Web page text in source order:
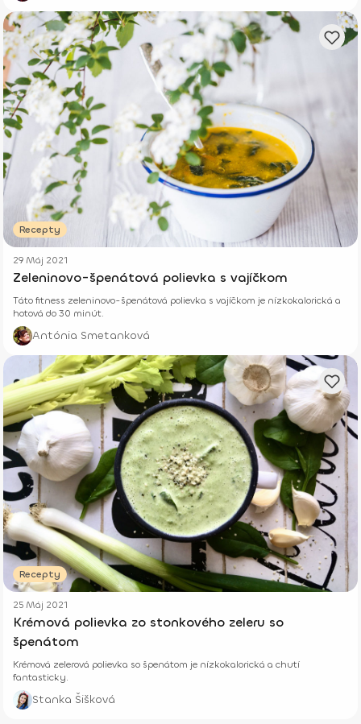
Recepty
29 Máj 2021
Zeleninovo-špenátová polievka s vajíčkom
Táto fitness zeleninovo-špenátová polievka s vajíčkom je nízkokalorická a
hotová do 30 minút.
Antónia Smetanková
Recepty
25 Máj 2021
Krémová polievka zo stonkového zeleru so
špenátom
Krémová zelerová polievka so špenátom je nízkokalorická a chutí
fantasticky.
Stanka Šišková